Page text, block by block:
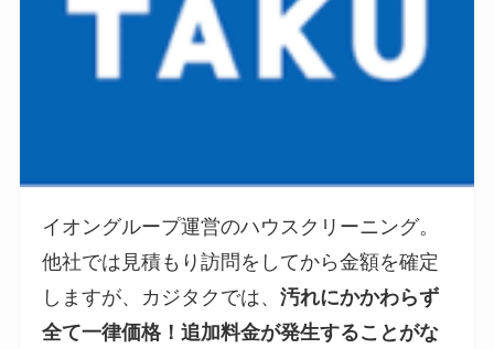
イオングループ運営のハウスクリーニング。
他社では見積もり訪問をしてから金額を確定
しますが、カジタクでは、汚れにかかわらず
全て一律価格！追加料金が発生することがな